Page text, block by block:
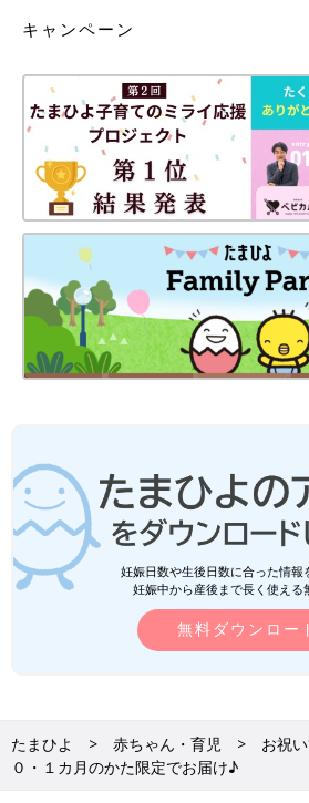
キャンペーン
妊娠日数や生後日数に合った情報
妊娠中から産後まで長く使える
無料ダウンロー
たまひよ 赤ちゃん・育児
お祝
０・１カ月のかた限定でお届け♪